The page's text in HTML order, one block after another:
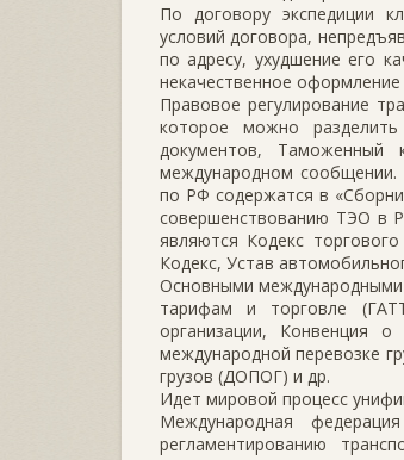
По договору экспедиции
условий договора,
по адресу, ухудшение его
некачественное
Правовое регулирование
которое можно
документов, Таможенный
международном сообщении.
по РФ содержатся в
совершенствованию ТЭО в
являются Кодекс
Кодекс, Устав
Основными международными
тарифам и торговле
организации, Конвенция
международной перевозке
грузов (ДОПОГ) и др.
Идет мировой процесс
Международная
регламентированию